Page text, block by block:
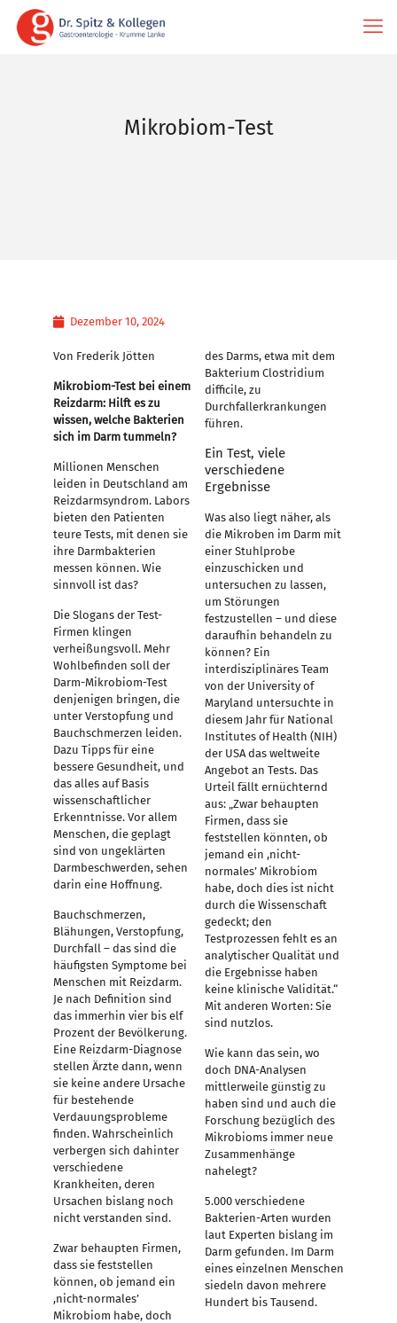
Mikrobiom-Test
Dezember 10, 2024
Von Frederik Jötten
Mikrobiom-Test bei einem
Reizdarm: Hilft es zu
wissen, welche Bakterien
sich im Darm tummeln?
Millionen Menschen
leiden in Deutschland am
Reizdarmsyndrom. Labors
bieten den Patienten
teure Tests, mit denen sie
ihre Darmbakterien
messen können. Wie
sinnvoll ist das?
Die Slogans der Test-
Firmen klingen
verheißungsvoll. Mehr
Wohlbefinden soll der
Darm-Mikrobiom-Test
denjenigen bringen, die
unter Verstopfung und
Bauchschmerzen leiden.
Dazu Tipps für eine
bessere Gesundheit, und
das alles auf Basis
wissenschaftlicher
Erkenntnisse. Vor allem
Menschen, die geplagt
sind von ungeklärten
Darmbeschwerden, sehen
darin eine Hoffnung.
Bauchschmerzen,
Blähungen, Verstopfung,
Durchfall – das sind die
häufigsten Symptome bei
Menschen mit Reizdarm.
Je nach Definition sind
das immerhin vier bis elf
Prozent der Bevölkerung.
Eine Reizdarm-Diagnose
stellen Ärzte dann, wenn
sie keine andere Ursache
für bestehende
Verdauungsprobleme
finden. Wahrscheinlich
verbergen sich dahinter
verschiedene
Krankheiten, deren
Ursachen bislang noch
nicht verstanden sind.
Zwar behaupten Firmen,
dass sie feststellen
können, ob jemand ein
,nicht-normales’
Mikrobiom habe, doch
des Darms, etwa mit dem
Bakterium Clostridium
difficile, zu
Durchfallerkrankungen
führen.
Ein Test, viele
verschiedene
Ergebnisse
Was also liegt näher, als
die Mikroben im Darm mit
einer Stuhlprobe
einzuschicken und
untersuchen zu lassen,
um Störungen
festzustellen – und diese
daraufhin behandeln zu
können? Ein
interdisziplinäres Team
von der University of
Maryland untersuchte in
diesem Jahr für National
Institutes of Health (NIH)
der USA das weltweite
Angebot an Tests. Das
Urteil fällt ernüchternd
aus: „Zwar behaupten
Firmen, dass sie
feststellen könnten, ob
jemand ein ,nicht-
normales’ Mikrobiom
habe, doch dies ist nicht
durch die Wissenschaft
gedeckt; den
Testprozessen fehlt es an
analytischer Qualität und
die Ergebnisse haben
keine klinische Validität.“
Mit anderen Worten: Sie
sind nutzlos.
Wie kann das sein, wo
doch DNA-Analysen
mittlerweile günstig zu
haben sind und auch die
Forschung bezüglich des
Mikrobioms immer neue
Zusammenhänge
nahelegt?
5.000 verschiedene
Bakterien-Arten wurden
laut Experten bislang im
Darm gefunden. Im Darm
eines einzelnen Menschen
siedeln davon mehrere
Hundert bis Tausend.